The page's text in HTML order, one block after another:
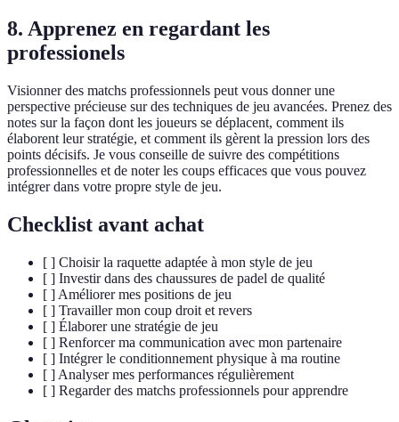
8. Apprenez en regardant les
professionels
Visionner des matchs professionnels peut vous donner une
perspective précieuse sur des techniques de jeu avancées. Prenez des
notes sur la façon dont les joueurs se déplacent, comment ils
élaborent leur stratégie, et comment ils gèrent la pression lors des
points décisifs. Je vous conseille de suivre des compétitions
professionnelles et de noter les coups efficaces que vous pouvez
intégrer dans votre propre style de jeu.
Checklist avant achat
[ ] Choisir la raquette adaptée à mon style de jeu
[ ] Investir dans des chaussures de padel de qualité
[ ] Améliorer mes positions de jeu
[ ] Travailler mon coup droit et revers
[ ] Élaborer une stratégie de jeu
[ ] Renforcer ma communication avec mon partenaire
[ ] Intégrer le conditionnement physique à ma routine
[ ] Analyser mes performances régulièrement
[ ] Regarder des matchs professionnels pour apprendre